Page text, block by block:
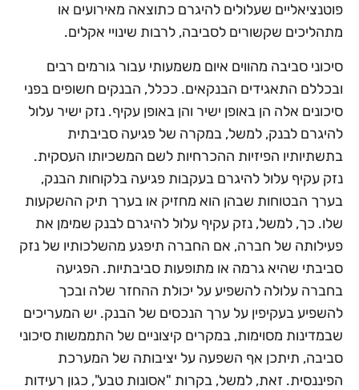
פוטנציאליים שעלולים להיגרם כתוצאה מאירועים או
מתהליכים שקשורים לסביבה, לרבות שינויי אקלים.
סיכוני סביבה מהווים איום משמעותי עבור גורמים רבים
ובכללם התאגידים הבנקאים. ככלל, הבנקים חשופים בפני
סיכונים אלה הן באופן ישיר והן באופן עקיף. נזק ישיר עלול
להיגרם לבנק, למשל, במקרה של פגיעה סביבתית
בתשתיותיו הפיזיות ההכרחיות לשם המשכיותו העסקית.
נזק עקיף עלול להיגרם בעקבות פגיעה בלקוחות הבנק,
בערך הבטוחות שבהן הוא מחזיק או בערך תיק ההשקעות
שלו. כך, למשל, נזק עקיף עלול להיגרם לבנק שמימן את
פעילותה של חברה, אם החברה תיפגע מהשלכותיו של נזק
סביבתי שהיא גרמה או מתופעות סביבתיות. הפגיעה
בחברה עלולה להשפיע על יכולת ההחזר שלה ובכך
להשפיע בעקיפין על ערך הנכסים של הבנק. יש המעריכים
שבמדינות מסוימות, במקרים קיצוניים של התממשות סיכוני
סביבה, תיתכן אף השפעה על יציבותה של המערכת
הפיננסית. זאת, למשל, בקרות "אסונות טבע", כגון רעידות